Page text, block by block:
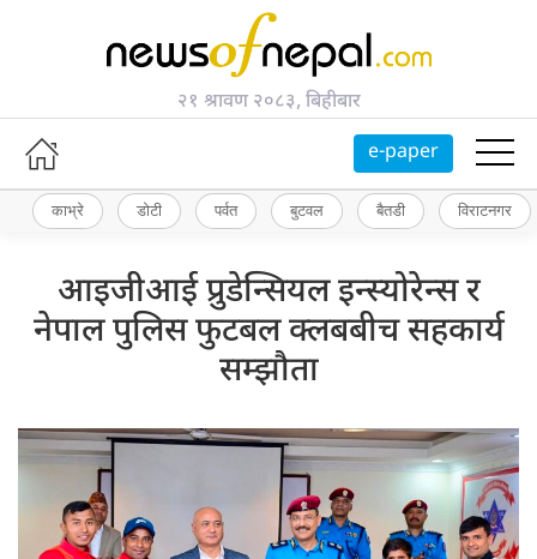
२१ श्रावण २०८३, बिहीबार
e-paper
काभ्रे डोटी पर्वत बुटवल बैतडी विराटनगर
आइजीआई प्रुडेन्सियल इन्स्योरेन्स र
नेपाल पुलिस फुटबल क्लबबीच सहकार्य
सम्झौता